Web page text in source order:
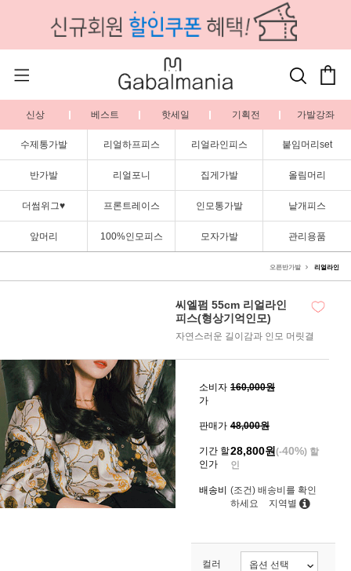
신상 베스트 핫세일 기획전 가발강좌
수제통가발 리얼하프피스 리얼라인피스 붙임머리set
반가발 리얼포니 집게가발 올림머리
더썸위그♥ 프론트레이스 인모통가발 낱개피스
앞머리 100%인모피스 모자가발 관리용품
오픈반가발 리얼라인
씨엘펌 55cm 리얼라인
피스(형상기억인모)
자연스러운 길이감과 인모 머릿결
소비자
가
160,000원
판매가 48,000원
기간 할
인가
28,800원 (-40%) 할
인
배송비 (조건) 배송비를 확인
하세요
지역별
컬러